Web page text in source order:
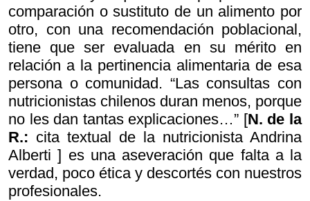
comparación o sustituto de un alimento por
otro, con una recomendación poblacional,
tiene que ser evaluada en su mérito en
relación a la pertinencia alimentaria de esa
persona o comunidad. “Las consultas con
nutricionistas chilenos duran menos, porque
no les dan tantas explicaciones…” [N. de la
R.: cita textual de la nutricionista Andrina
Alberti ] es una aseveración que falta a la
verdad, poco ética y descortés con nuestros
profesionales.